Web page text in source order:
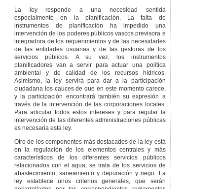
norma reguladora de
este órgano.
Segunda
– Hasta que
se apruebe la
planificación
hidrológica, la
participación
porcentual del
Gobierno en la
financiación de cada
tipo de actuación en
infraestructuras
hidráulicas será, de
forma ordinaria, la
siguiente:
de un año, a contar
desde la entrada en
vigor de la presente
ley, las personas o
entidades usuarias
deberán poner en
La ley responde a una necesidad sentida
especialmente en la planificación. La falta de
instrumentos de planificación ha impedido una
intervención de los poderes públicos vascos previsora e
integradora de los requerimientos y de las necesidades
de las entidades usuarias y de las gestoras de los
servicios públicos. A su vez, los instrumentos
planificadores van a servir para actuar una política
ambiental y de calidad de los recursos hídricos.
Asimismo, la ley servirá para dar a la participación
ciudadana los cauces de que en este momento carece,
y la participación encontrará también su expresión a
través de la intervención de las corporaciones locales.
Para articular todos estos intereses y para regular la
intervención de las diferentes administraciones públicas
es necesaria esta ley.
Otro de los componentes más destacados de la ley está
en la regulación de los elementos centrales y más
característicos de los diferentes servicios públicos
relacionados con el agua; se trata de los servicios de
abastecimiento, saneamiento y depuración y riego. La
ley establece unos criterios generales, que serán